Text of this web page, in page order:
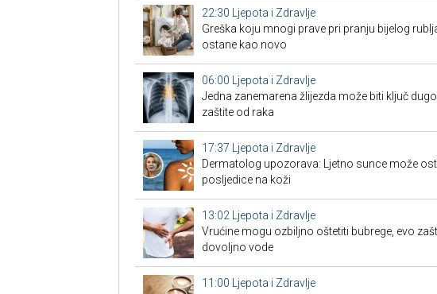
22:30
Ljepota i Zdravlje
Greška koju mnogi prave pri pranju bijelog
ostane kao novo
06:00
Ljepota i Zdravlje
Jedna zanemarena žlijezda može biti ključ
zaštite od raka
17:37
Ljepota i Zdravlje
Dermatolog upozorava: Ljetno sunce može
posljedice na koži
13:02
Ljepota i Zdravlje
Vrućine mogu ozbiljno oštetiti bubrege, evo
dovoljno vode
11:00
Ljepota i Zdravlje